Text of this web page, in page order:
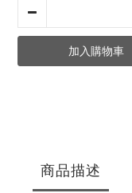
加入購物車
商品描述